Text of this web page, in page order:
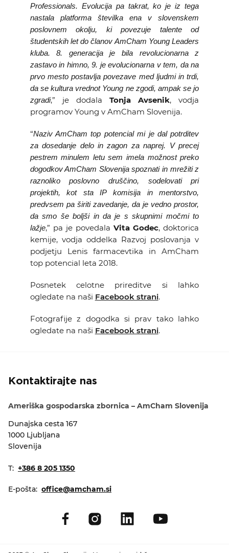
Professionals. Evolucija pa takrat, ko je iz tega
nastala platforma številka ena v slovenskem
poslovnem okolju, ki povezuje talente od
študentskih let do članov AmCham Young Leaders
kluba. 8. generacija je bila revolucionarna z
zastavo in himno, 9. je evolucionarna v tem, da na
prvo mesto postavlja povezave med ljudmi in trdi,
da se kultura vrednot Young ne zgodi, ampak se jo
zgradi,” je dodalaTonja Avsenik, vodja
programov Young v AmCham Slovenija.
“Naziv AmCham top potencial mi je dal potrditev
za dosedanje delo in zagon za naprej. V precej
pestrem minulem letu sem imela možnost preko
dogodkov AmCham Slovenija spoznati in mrežiti z
raznoliko poslovno druščino, sodelovati pri
projektih, kot sta IP komisija in mentorstvo,
predvsem pa širiti zavedanje, da je vedno prostor,
da smo še boljši in da je s skupnimi močmi to
lažje,” pa je povedalaVita Godec, doktorica
kemije, vodja oddelka Razvoj poslovanja v
podjetju Lenis farmacevtika in AmCham
top potencial leta 2018.
Posnetek celotne prireditve si lahko
ogledate na naši Facebook strani.
Fotografije z dogodka si prav tako lahko
ogledate na naši Facebook strani.
Kontaktirajte nas
Ameriška gospodarska zbornica – AmCham Slovenija
Dunajska cesta 167
1000 Ljubljana
Slovenija
T: +386 8 205 1350
E-pošta: office@amcham.si